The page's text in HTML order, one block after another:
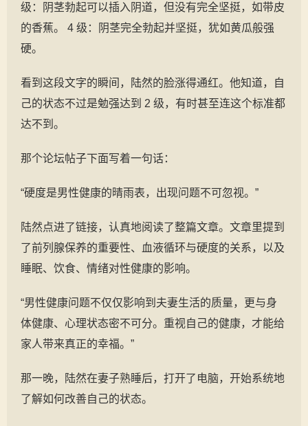
级：阴茎勃起可以插入阴道，但没有完全坚挺，如带皮
的香蕉。 4 级：阴茎完全勃起并坚挺，犹如黄瓜般强
硬。
看到这段文字的瞬间，陆然的脸涨得通红。他知道，自
己的状态不过是勉强达到 2 级，有时甚至连这个标准都
达不到。
那个论坛帖子下面写着一句话：
“硬度是男性健康的晴雨表，出现问题不可忽视。”
陆然点进了链接，认真地阅读了整篇文章。文章里提到
了前列腺保养的重要性、血液循环与硬度的关系，以及
睡眠、饮食、情绪对性健康的影响。
“男性健康问题不仅仅影响到夫妻生活的质量，更与身
体健康、心理状态密不可分。重视自己的健康，才能给
家人带来真正的幸福。”
那一晚，陆然在妻子熟睡后，打开了电脑，开始系统地
了解如何改善自己的状态。